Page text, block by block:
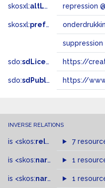
skosxl:altLabel repression
skosxl:prefLabel
suppression
sdo:sdLicense
sdo:sdPublisher https://
INVERSE RELATIONS
is <skos:related > of
7
is <skos:narrowMatch >of
1
is <skos:narrower >of
1